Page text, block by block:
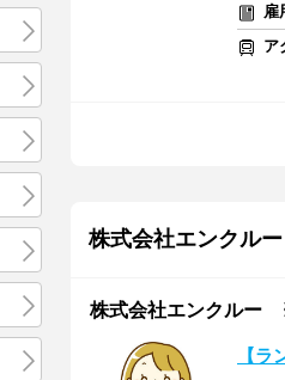
雇
ア
株式会社エンクルー
株式会社エンクルー
【